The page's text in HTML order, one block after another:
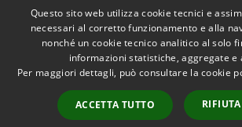
RSS
Accessibilità
Copyright
Questo sito web utilizza cookie tecnici e
necessari al corretto funzionamento e alla
nonché un cookie tecnico analitico al solo
informazioni statistiche, aggregate e
Per maggiori dettagli, può consultare la cookie
ACCETTA TUTTO